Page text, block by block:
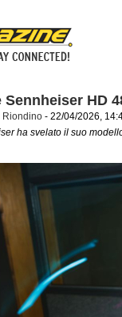
Sennheiser HD
Riondino- 22/04/2026,
ha svelato il suo